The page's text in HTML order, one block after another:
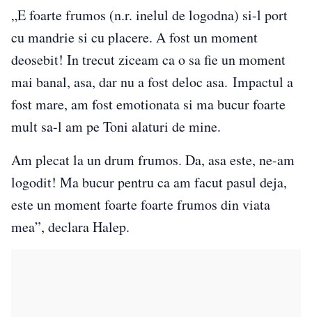
„E foarte frumos (n.r. inelul de logodna) si-l port
cu mandrie si cu placere. A fost un moment
deosebit! In trecut ziceam ca o sa fie un moment
mai banal, asa, dar nu a fost deloc asa. Impactul a
fost mare, am fost emotionata si ma bucur foarte
mult sa-l am pe Toni alaturi de mine.
Am plecat la un drum frumos. Da, asa este, ne-am
logodit! Ma bucur pentru ca am facut pasul deja,
este un moment foarte foarte frumos din viata
mea”, declara Halep.